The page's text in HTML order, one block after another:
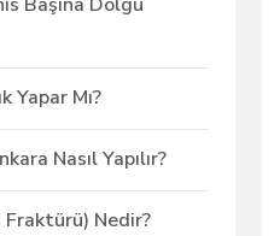
Yapar Mı?
Nasıl Yapılır?
Fraktürü) Nedir?